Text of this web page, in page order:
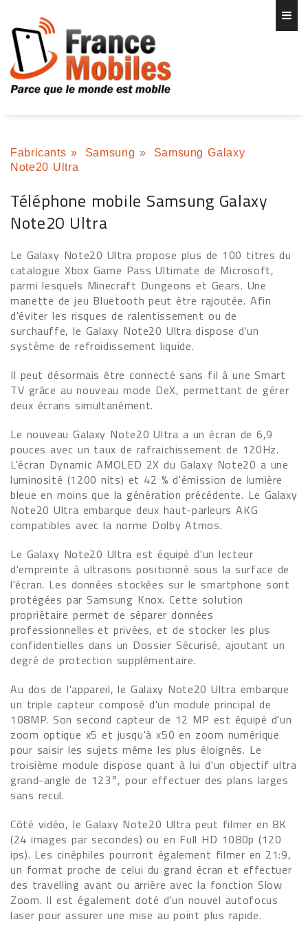
Fabricants » Samsung »
Samsung Galaxy
Note20 Ultra
Téléphone mobile Samsung Galaxy
Note20 Ultra
Le Galaxy Note20 Ultra propose plus de 100 titres du
catalogue Xbox Game Pass Ultimate de Microsoft,
parmi lesquels Minecraft Dungeons et Gears. Une
manette de jeu Bluetooth peut être rajoutée. Afin
d'éviter les risques de ralentissement ou de
surchauffe, le Galaxy Note20 Ultra dispose d'un
système de refroidissement liquide.
Il peut désormais être connecté sans fil à une Smart
TV grâce au nouveau mode DeX, permettant de gérer
deux écrans simultanément.
Le nouveau Galaxy Note20 Ultra a un écran de 6,9
pouces avec un taux de rafraichissement de 120Hz.
L'écran Dynamic AMOLED 2X du Galaxy Note20 a une
luminosité (1200 nits) et 42 % d'émission de lumière
bleue en moins que la génération précédente. Le Galaxy
Note20 Ultra embarque deux haut-parleurs AKG
compatibles avec la norme Dolby Atmos.
Le Galaxy Note20 Ultra est équipé d'un lecteur
d'empreinte à ultrasons positionné sous la surface de
l'écran. Les données stockées sur le smartphone sont
protégées par Samsung Knox. Cette solution
propriétaire permet de séparer données
professionnelles et privées, et de stocker les plus
confidentielles dans un Dossier Sécurisé, ajoutant un
degré de protection supplémentaire.
Au dos de l'appareil, le Galaxy Note20 Ultra embarque
un triple capteur composé d'un module principal de
108MP. Son second capteur de 12 MP est équipé d'un
zoom optique x5 et jusqu'à x50 en zoom numérique
pour saisir les sujets même les plus éloignés. Le
troisième module dispose quant à lui d'un objectif ultra
grand-angle de 123°, pour effectuer des plans larges
sans recul.
Côté vidéo, le Galaxy Note20 Ultra peut filmer en 8K
(24 images par secondes) ou en Full HD 1080p (120
ips). Les cinéphiles pourront également filmer en 21:9,
un format proche de celui du grand écran et effectuer
des travelling avant ou arrière avec la fonction Slow
Zoom. Il est également doté d'un nouvel autofocus
laser pour assurer une mise au point plus rapide.